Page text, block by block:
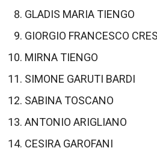
GLADIS MARIA TIENGO
GIORGIO FRANCESCO
MIRNA TIENGO
SIMONE GARUTI BARDI
SABINA TOSCANO
ANTONIO ARIGLIANO
CESIRA GAROFANI